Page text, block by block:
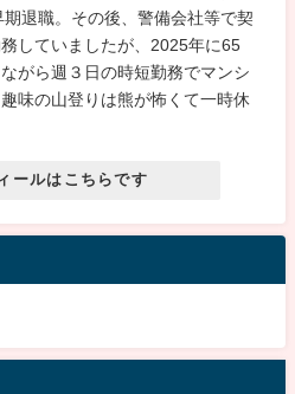
退職。その後、警備会社等で契
していましたが、2025年に65
がら週３日の時短勤務でマンシ
味の山登りは熊が怖くて一時休
ールはこちらです